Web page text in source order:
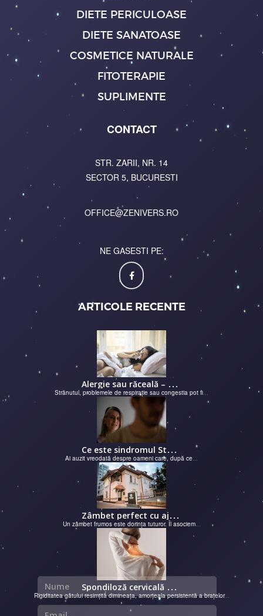
DIETE PERICULOASE
DIETE SANATOASE
COSMETICE NATURALE
FITOTERAPIE
SUPLIMENTE
CONTACT
STR. ZARII, NR. 14
SECTOR 5, BUCURESTI
OFFICE@ZENIVERS.RO
NE GASESTI PE:
ARTICOLE RECENTE
A
lergie sau răceală – cum îţi dai seama de ce suferi și de ce conteaz...
Strănutul, problemele de respirație sau congestia pot fi
C
e este sindromul Stockholm și de ce victimele își apără agresorii.
Ai auzit vreodată despre oameni care, după ce
Z
âmbet perfect cu ajutorul unui cabinet dentar
Un zâmbet frumos este dorința tuturor. Îl asociem...
S
pondiloză cervicală – semnale de alarmă și soluții moderne chirurgie...
Rigiditatea gâtului resimțită dimineața, amorțeala persistentă a brațelor...
Nume
Email